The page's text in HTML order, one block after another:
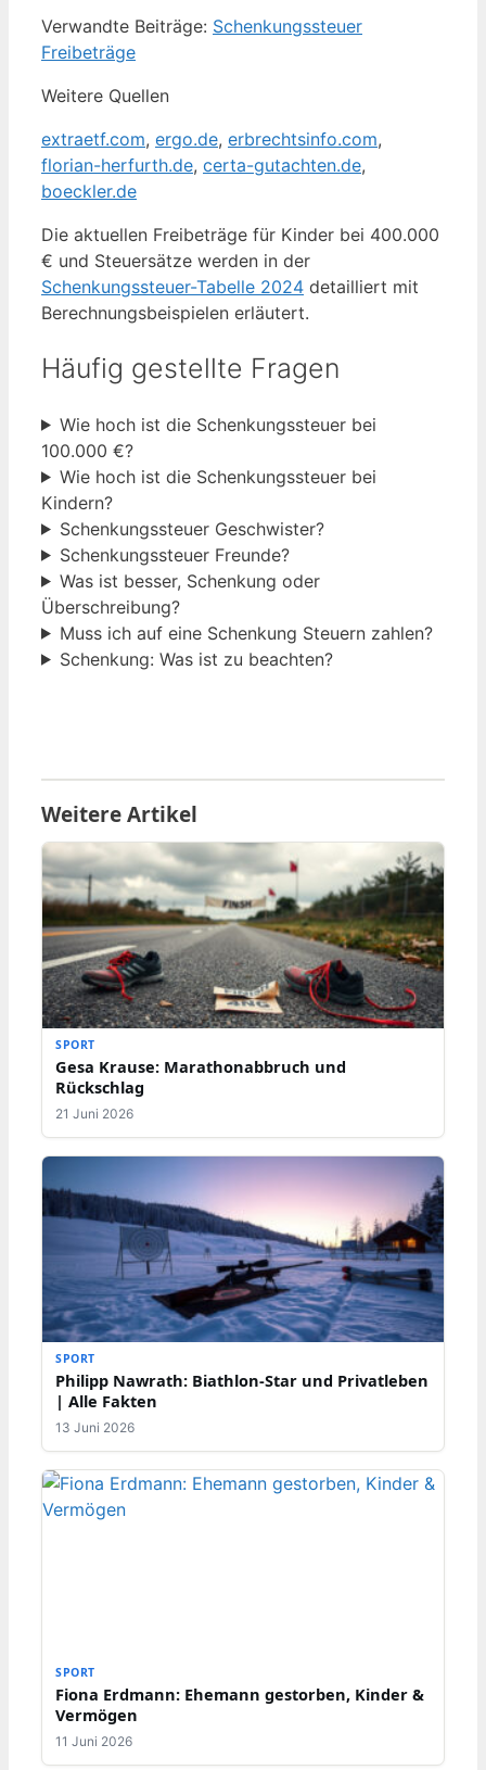
Verwandte Beiträge: Schenkungssteuer
Freibeträge
Weitere Quellen
extraetf.com, ergo.de, erbrechtsinfo.com,
florian-herfurth.de, certa-gutachten.de,
boeckler.de
Die aktuellen Freibeträge für Kinder bei 400.000
€ und Steuersätze werden in der
Schenkungssteuer-Tabelle 2024 detailliert mit
Berechnungsbeispielen erläutert.
Häufig gestellte Fragen
Wie hoch ist die Schenkungssteuer bei
100.000 €?
Wie hoch ist die Schenkungssteuer bei
Kindern?
Schenkungssteuer Geschwister?
Schenkungssteuer Freunde?
Was ist besser, Schenkung oder
Überschreibung?
Muss ich auf eine Schenkung Steuern zahlen?
Schenkung: Was ist zu beachten?
Weitere Artikel
SPORT
Gesa Krause: Marathonabbruch und
Rückschlag
21 Juni 2026
SPORT
Philipp Nawrath: Biathlon-Star und Privatleben
| Alle Fakten
13 Juni 2026
SPORT
Fiona Erdmann: Ehemann gestorben, Kinder &
Vermögen
11 Juni 2026